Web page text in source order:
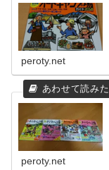
peroty.net
peroty.net